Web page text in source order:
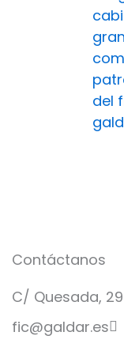
Contáctanos
C/ Quesada, 29
fic@galdar.es